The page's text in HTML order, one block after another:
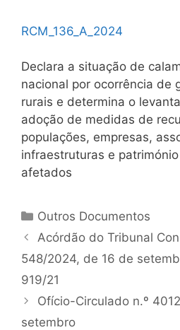
RCM_136_A_2024
Declara a situação de
nacional por ocorrência de
rurais e determina o
adoção de medidas de
populações, empresas,
infraestruturas e
afetados
Categorias
Outros Documentos
Navegação
de
Acórdão do Tribunal
548/2024, de 16 de
919/21
Ofício-Circulado n.º
setembro